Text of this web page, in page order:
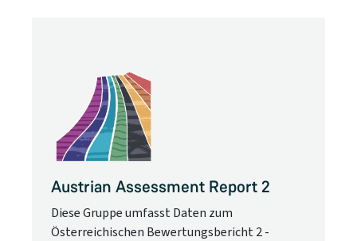
Austrian Assessment Report 2
Diese Gruppe umfasst Daten zum
Österreichischen Bewertungsbericht 2 -